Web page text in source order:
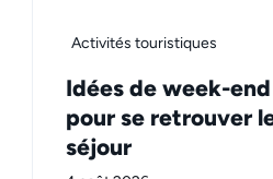
Activités touristiques
Idées de week-
pour se retrouver
séjour